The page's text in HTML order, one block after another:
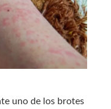
uno de los brotes